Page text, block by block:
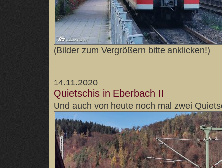
(Bilder zum Vergrößern bitte anklicken!)
14.11.2020
Quietschis in Eberbach II
Und auch von heute noch mal zwei